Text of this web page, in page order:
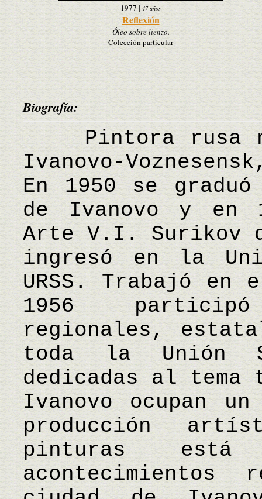
1977| 47 años
Reflexión
Óleo sobre lienzo.
Colección particular
Biografía:
Pintora rusa
Ivanovo-
En 1950 se
de Ivanovo y en
Arte V.I. Surikov
ingresó en la
URSS. Trabajó en
1956
regionales,
toda la Unión
dedicadas al
Ivanovo ocupan
producción
pinturas
acontecimientos